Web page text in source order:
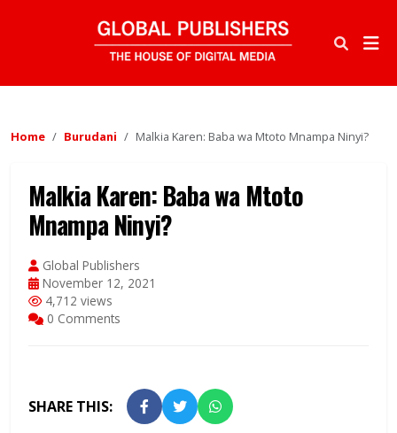
Home Burudani Malkia Karen: Baba wa Mtoto Mnampa Ninyi?
Malkia Karen: Baba wa Mtoto
Mnampa Ninyi?
Global Publishers
November 12, 2021
4,712 views
0 Comments
SHARE THIS: